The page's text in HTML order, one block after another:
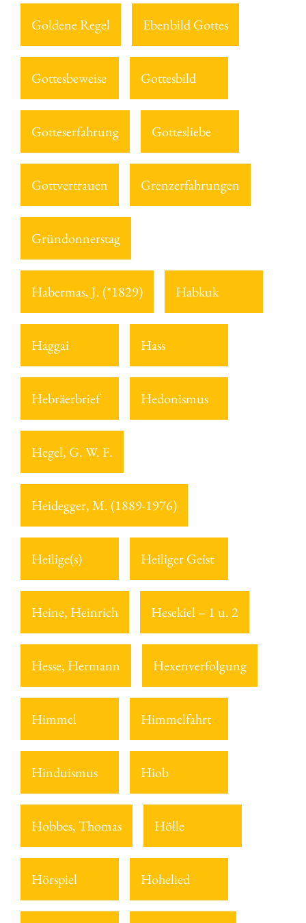
Goldene Regel Ebenbild Gottes
Gottesbeweise Gottesbild
Gotteserfahrung Gottesliebe
Gottvertrauen Grenzerfahrungen
Gründonnerstag
Habermas, J. (*1829) Habkuk
Haggai Hass
Hebräerbrief Hedonismus
Hegel, G. W. F.
Heidegger, M. (1889-1976)
Heilige(s) Heiliger Geist
Heine, Heinrich Hesekiel – 1 u. 2
Hesse, Hermann Hexenverfolgung
Himmel Himmelfahrt
Hinduismus Hiob
Hobbes, Thomas Hölle
Hörspiel Hohelied